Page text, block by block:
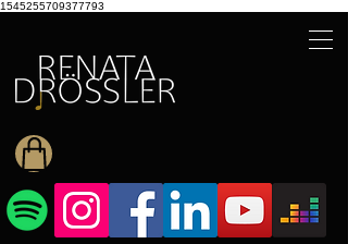
1545255709377793